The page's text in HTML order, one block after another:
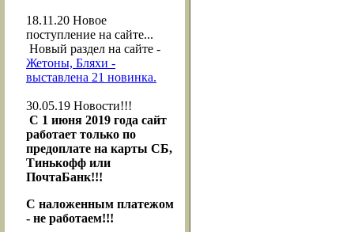
18.11.20 Новое
поступление на сайте...
Новый раздел на сайте -
Жетоны, Бляхи -
выставлена 21 новинка.
30.05.19 Новости!!!
С 1 июня 2019 года сайт
работает только по
предоплате на карты СБ,
Тинькофф или
ПочтаБанк!!!
С наложенным платежом
- не работаем!!!